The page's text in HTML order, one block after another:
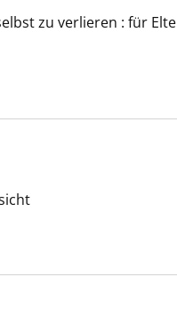
zu verlieren : für